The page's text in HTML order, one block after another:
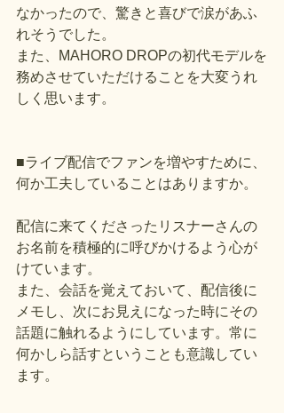
なかったので、驚きと喜びで涙があふ
れそうでした。
また、MAHORO DROPの初代モデルを
務めさせていただけることを大変うれ
しく思います。
■ライブ配信でファンを増やすために、
何か工夫していることはありますか。
配信に来てくださったリスナーさんの
お名前を積極的に呼びかけるよう心が
けています。
また、会話を覚えておいて、配信後に
メモし、次にお見えになった時にその
話題に触れるようにしています。常に
何かしら話すということも意識してい
ます。